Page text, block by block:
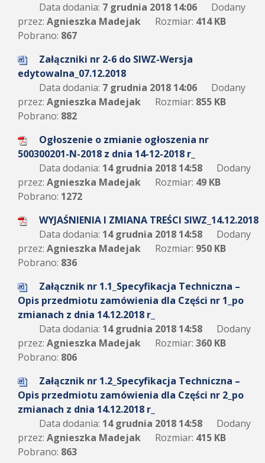
Data dodania: 7 grudnia 2018 14:06
Dodany
przez: Agnieszka Madejak Rozmiar: 414 KB
Pobrano: 867
Załączniki nr 2-6 do SIWZ-Wersja
edytowalna_07.12.2018
Data dodania: 7 grudnia 2018 14:06
Dodany
przez: Agnieszka Madejak Rozmiar: 855 KB
Pobrano: 882
Ogłoszenie o zmianie ogłoszenia nr
500300201-N-2018 z dnia 14-12-2018 r_
Data dodania: 14 grudnia 2018 14:58
Dodany
przez: Agnieszka Madejak Rozmiar: 49 KB
Pobrano: 1272
WYJAŚNIENIA I ZMIANA TREŚCI SIWZ_14.12.2018
Data dodania: 14 grudnia 2018 14:58
Dodany
przez: Agnieszka Madejak Rozmiar: 950 KB
Pobrano: 836
Załącznik nr 1.1_Specyfikacja Techniczna –
Opis przedmiotu zamówienia dla Części nr 1_po
zmianach z dnia 14.12.2018 r_
Data dodania: 14 grudnia 2018 14:58
Dodany
przez: Agnieszka Madejak Rozmiar: 360 KB
Pobrano: 806
Załącznik nr 1.2_Specyfikacja Techniczna –
Opis przedmiotu zamówienia dla Części nr 2_po
zmianach z dnia 14.12.2018 r_
Data dodania: 14 grudnia 2018 14:58
Dodany
przez: Agnieszka Madejak Rozmiar: 415 KB
Pobrano: 863